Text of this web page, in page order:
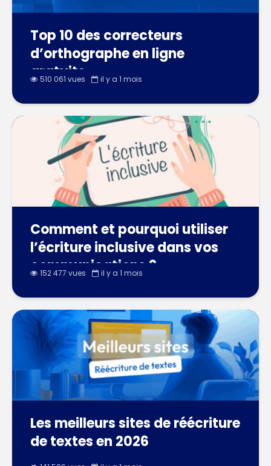
Top 10 des correcteurs
d’orthographe en ligne
gratuits
510 061 vues il y a 1 mois
Comment et pourquoi utiliser
l’écriture inclusive dans vos
communications ?
152 477 vues il y a 1 mois
Les meilleurs sites de réécriture
de textes en 2026